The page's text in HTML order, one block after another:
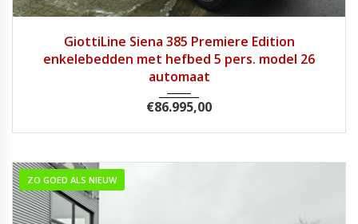
GiottiLine Siena 385 Premiere Edition
enkelebedden met hefbed 5 pers. model 26
automaat
€86.995,00
ZO GOED ALS NIEUW